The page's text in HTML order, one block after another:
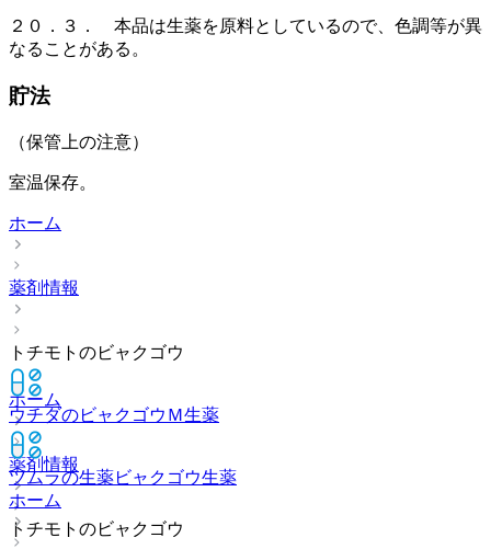
２０．３． 本品は生薬を原料としているので、色調等が異
なることがある。
貯法
（保管上の注意）
室温保存。
ホーム
薬剤情報
トチモトのビャクゴウ
ウチダのビャクゴウＭ生薬
ツムラの生薬ビャクゴウ生薬
ホーム
ホーム
薬剤情報
トチモトのビャクゴウ